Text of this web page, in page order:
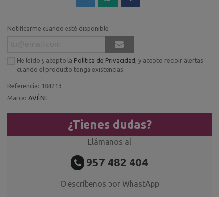
Notificarme cuando esté disponible
He leído y acepto la Política de Privacidad , y acepto recibir alertas
cuando el producto tenga existencias.
Referencia: 184213
Marca: AVÈNE
¿Tienes dudas?
Llámanos al
957 482 404
O escríbenos por WhastApp